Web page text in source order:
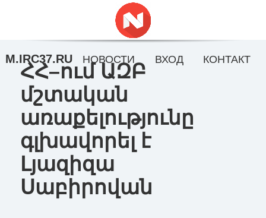
ՀՀ–ում ԱԶԲ
մշտական
առաքելությունը
գլխավորել է
Լյազիզա
Սաբիրովան
M.IRC37.RU НОВОСТИ ВХОД КОНТАКТ